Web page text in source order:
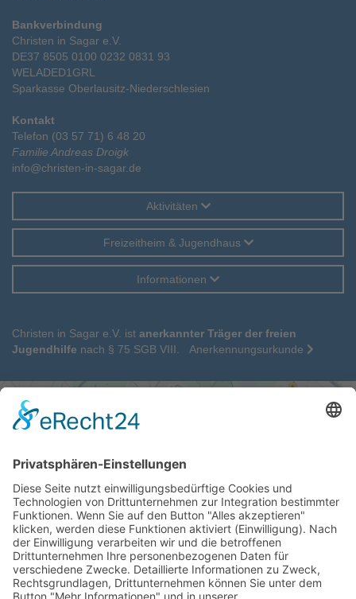
Bankverbindung
Christen in Sagar e.V.
DE37 8505 0100 0232 0831 93
WELADED1GRL
Sparkasse Oberlausitz-Niederschlesien
Kontakt
Telefon (03 57 71) 6 48 20
Familie Andreas Droigk
info@christen-in-sagar.de
Aktivitäten
Freizeitheim & Jugendhaus
Informationen
Christen in Sagar e.V. ist anerkannter Träger der freien
Jugendhilfe nach § 75 SGB VIII. Anerkennungsurkunde
Wir benötigen Ihre Zustimmung, um
Wir verwenden einen Service eines
Drittanbieters, um Karteninhalte einzubetten.
Dieser Service kann Daten zu Ihren Aktivitäten
sammeln. Bitte lesen Sie die Details durch und
stimmen Sie der Nutzung des Service zu, um
diese Karte anzuzeigen.